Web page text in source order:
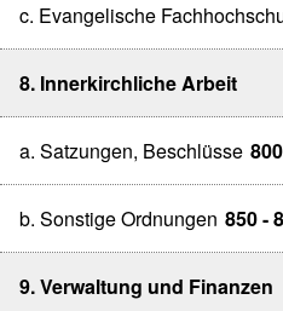
c. Evangelische
8. Innerkirchliche Arbeit
a. Satzungen, Beschlüsse
b. Sonstige Ordnungen 850 -
9. Verwaltung und Finanzen